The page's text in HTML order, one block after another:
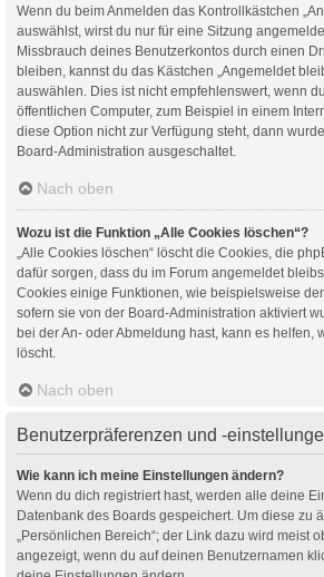
Wenn du beim Anmelden das Kontrollkästchen
auswählst, wirst du nur für eine Sitzung
Missbrauch deines Benutzerkontos durch einen
bleiben, kannst du das Kästchen „Angemeldet
auswählen. Dies ist nicht empfehlenswert, wenn
öffentlichen Computer, zum Beispiel in einem
diese Option nicht zur Verfügung steht, dann
Board-Administration ausgeschaltet.
Nach oben
Wozu ist die Funktion „Alle Cookies löschen“?
„Alle Cookies löschen“ löscht die Cookies, die
dafür sorgen, dass du im Forum angemeldet
Cookies einige Funktionen, wie beispielsweise
sofern sie von der Board-Administration aktiviert
bei der An- oder Abmeldung hast, kann es helfen,
löscht.
Nach oben
Benutzerpräferenzen und -
Wie kann ich meine Einstellungen ändern?
Wenn du dich registriert hast, werden alle deine
Datenbank des Boards gespeichert. Um diese zu
„Persönlichen Bereich“; der Link dazu wird meist
angezeigt, wenn du auf deinen Benutzernamen